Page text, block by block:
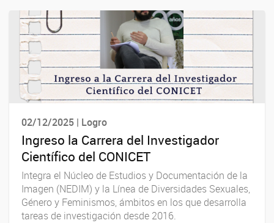
02/12/2025 | Logro
Ingreso la Carrera del Investigador
Científico del CONICET
Integra el Núcleo de Estudios y Documentación de la
Imagen (NEDIM) y la Línea de Diversidades Sexuales,
Género y Feminismos, ámbitos en los que desarrolla
tareas de investigación desde 2016.